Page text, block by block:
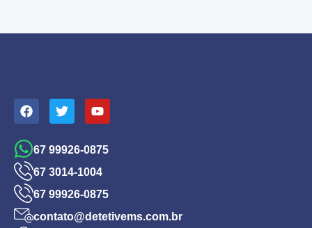
67 99926-0875
67 3014-1004
67 99926-0875
contato@detetivems.com.br